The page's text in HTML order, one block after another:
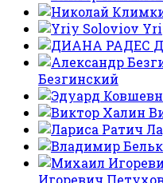
Безгинский
Игоревич Петухов